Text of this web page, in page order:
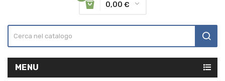
0,00 €
MENU